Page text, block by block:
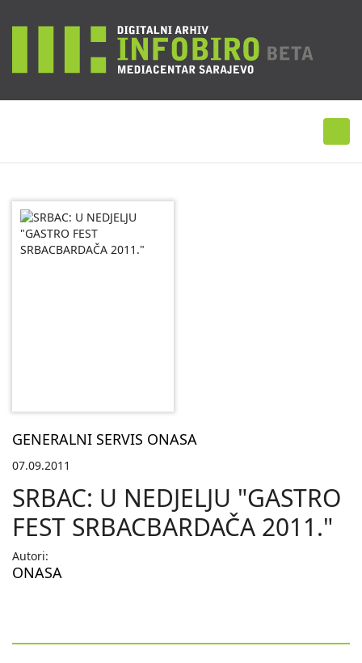
GENERALNI SERVIS ONASA
07.09.2011
SRBAC: U NEDJELJU "GASTRO
FEST SRBACBARDAČA 2011."
Autori:
ONASA